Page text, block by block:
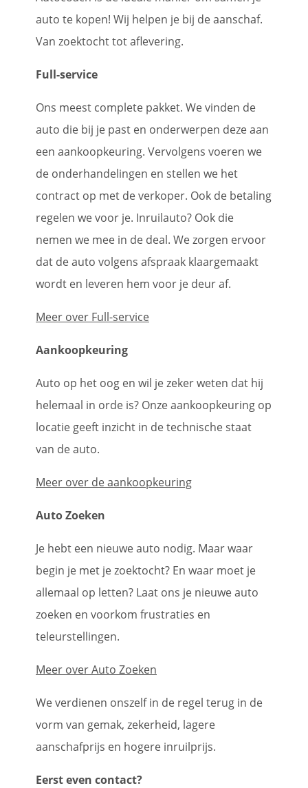
auto te kopen! Wij helpen je bij de aanschaf.
Van zoektocht tot aflevering.
Full-service
Ons meest complete pakket. We vinden de
auto die bij je past en onderwerpen deze aan
een aankoopkeuring. Vervolgens voeren we
de onderhandelingen en stellen we het
contract op met de verkoper. Ook de betaling
regelen we voor je. Inruilauto? Ook die
nemen we mee in de deal. We zorgen ervoor
dat de auto volgens afspraak klaargemaakt
wordt en leveren hem voor je deur af.
Meer over Full-service
Aankoopkeuring
Auto op het oog en wil je zeker weten dat hij
helemaal in orde is? Onze aankoopkeuring op
locatie geeft inzicht in de technische staat
van de auto.
Meer over de aankoopkeuring
Auto Zoeken
Je hebt een nieuwe auto nodig. Maar waar
begin je met je zoektocht? En waar moet je
allemaal op letten? Laat ons je nieuwe auto
zoeken en voorkom frustraties en
teleurstellingen.
Meer over Auto Zoeken
We verdienen onszelf in de regel terug in de
vorm van gemak, zekerheid, lagere
aanschafprijs en hogere inruilprijs.
Eerst even contact?